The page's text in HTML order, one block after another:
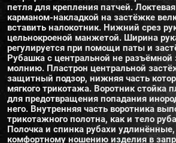
петля для крепления патчей.
карманом-накладкой на застёжке
вставить налокотник. Нижний срез
цельнокроеной манжетой. Ширина
регулируется при помощи паты и
Рубашка с центральной не разъёмной
молнию. Пластрон центральной
защитный подзор, нижняя часть
мягкого трикотажа. Воротник стойка
для предотвращения попадания
него. Внутренняя часть воротника
трикотажного полотна, как и тело
Полочка и спинка рубахи удлинённые,
комфортному ношению изделия в